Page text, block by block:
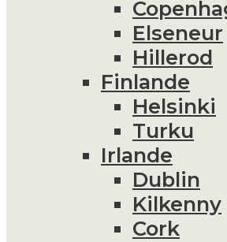
Elseneur
Hillerod
Finlande
Helsinki
Turku
Irlande
Dublin
Kilkenny
Cork